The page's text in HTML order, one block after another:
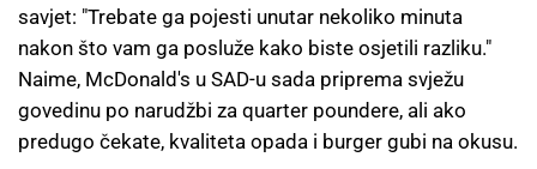
savjet: "Trebate ga pojesti unutar nekoliko minuta
nakon što vam ga posluže kako biste osjetili razliku."
Naime, McDonald's u SAD-u sada priprema svježu
govedinu po narudžbi za quarter poundere, ali ako
predugo čekate, kvaliteta opada i burger gubi na okusu.